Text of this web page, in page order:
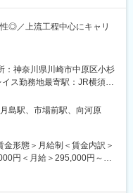
◎／上流工程中心にキャリ
テスト方針の決定やレビュ
ーザー部門や他システム部
のプロジェクトマネジメン
拠点フロアのWi-Fi化、拠点
導入、ファイルサ
：神奈川県川崎市中原区小杉
ス勤務地最寄駅：JR横須賀
受動喫煙対策：屋内全面禁
央区晴海1-8-12 晴海アイ
ワーZ勤務地最寄駅：都営
目１２－１ＫＤＸ晴海ビル
駅受動喫煙対策：屋内全面
島駅、市場前駅、向河原
形態＞月給制＜賃金内訳＞
円＜月給＞295,000円～